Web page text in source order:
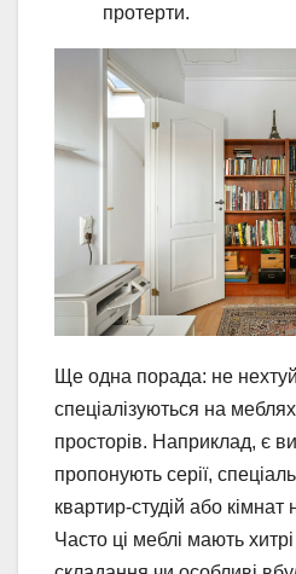
протерти.
Ще одна порада: не
спеціалізуються на
просторів. Наприклад, є
пропонують серії,
квартир-студій або
Часто ці меблі мають